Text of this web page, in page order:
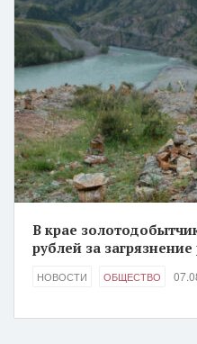
В крае
рублей за загрязнение
НОВОСТИ ОБЩЕСТВО